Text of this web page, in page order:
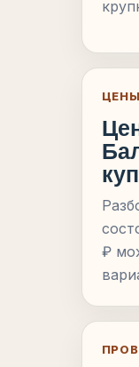
ЦЕНЫ
₽